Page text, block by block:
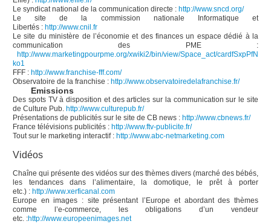
Le syndicat national de la communication directe : http://www.sncd.org/
Le site de la commission nationale Informatique et
Libertés : http://www.cnil.fr
Le site du ministère de l’économie et des finances un espace dédié à la
communication des PME :
http://www.marketingpourpme.org/xwiki2/bin/view/Space_act/cardfSxpPfN
ko1
FFF : http://www.franchise-fff.com/
Observatoire de la franchise : http://www.observatoiredelafranchise.fr/
Emissions
Des spots TV à disposition et des articles sur la communication sur le site
de Culture Pub. http://www.culturepub.fr/
Présentations de publicités sur le site de CB news : http://www.cbnews.fr/
France télévisions publicités : http://www.ftv-publicite.fr/
Tout sur le marketing interactif : http://www.abc-netmarketing.com
Vidéos
Chaîne qui présente des vidéos sur des thèmes divers (marché des bébés,
les tendances dans l’alimentaire, la domotique, le prêt à porter
etc.) : http://www.xerficanal.com
Europe en images : site présentant l’Europe et abordant des thèmes
comme l’e-commerce, les obligations d’un vendeur
etc. :http://www.europeenimages.net